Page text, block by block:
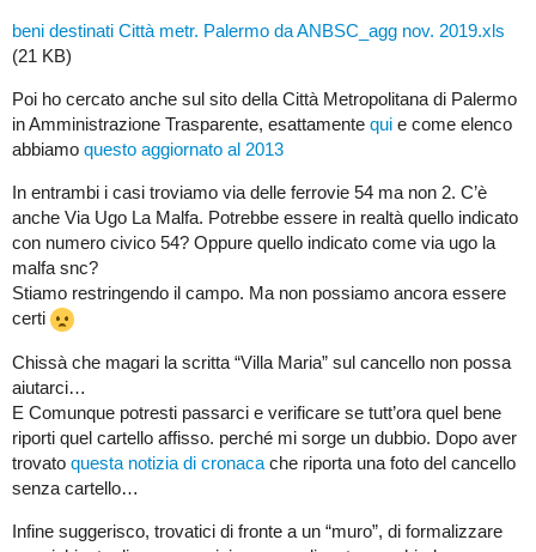
beni destinati Città metr. Palermo da ANBSC_agg nov. 2019.xls
(21 KB)
Poi ho cercato anche sul sito della Città Metropolitana di Palermo
in Amministrazione Trasparente, esattamente qui e come elenco
abbiamo questo aggiornato al 2013
In entrambi i casi troviamo via delle ferrovie 54 ma non 2. C’è
anche Via Ugo La Malfa. Potrebbe essere in realtà quello indicato
con numero civico 54? Oppure quello indicato come via ugo la
malfa snc?
Stiamo restringendo il campo. Ma non possiamo ancora essere
certi
Chissà che magari la scritta “Villa Maria” sul cancello non possa
aiutarci…
E Comunque potresti passarci e verificare se tutt’ora quel bene
riporti quel cartello affisso. perché mi sorge un dubbio. Dopo aver
trovato questa notizia di cronaca che riporta una foto del cancello
senza cartello…
Infine suggerisco, trovatici di fronte a un “muro”, di formalizzare